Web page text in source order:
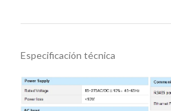
Especificación técnica